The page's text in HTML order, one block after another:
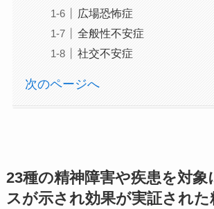
広場恐怖症
全般性不安症
社交不安症
次のページへ
23種の精神障害や疾患を対象
スが示され効果が実証された